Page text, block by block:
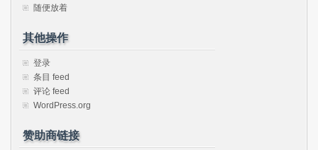
随便放着
其他操作
登录
条目 feed
评论 feed
WordPress.org
赞助商链接